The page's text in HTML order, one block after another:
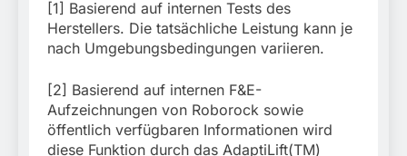
[1] Basierend auf internen Tests des
Herstellers. Die tatsächliche Leistung kann je
nach Umgebungsbedingungen variieren.
[2] Basierend auf internen F&E-
Aufzeichnungen von Roborock sowie
öffentlich verfügbaren Informationen wird
diese Funktion durch das AdaptiLift(TM)